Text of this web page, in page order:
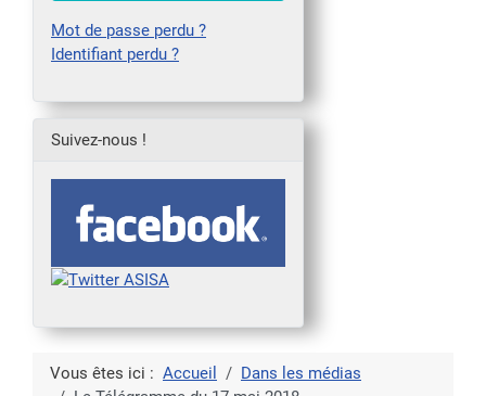
Mot de passe perdu ?
Identifiant perdu ?
Suivez-nous !
Vous êtes ici : Accueil
Dans les médias